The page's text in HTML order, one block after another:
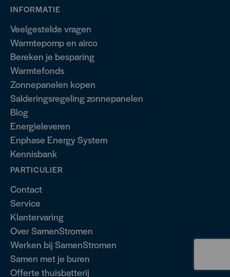
INFORMATIE
Veelgestelde vragen
Warmtepomp en airco
Bereken je besparing
Warmtefonds
Zonnepanelen kopen
Salderingsregeling zonnepanelen
Blog
Energieleveren
Enphase Energy System
Kennisbank
PARTICULIER
Contact
Service
Klantervaring
Over SamenStromen
Werken bij SamenStromen
Samen met je buren
Offerte thuisbatterij